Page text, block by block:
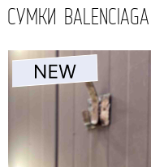
СУМКИ BALENCIAGA